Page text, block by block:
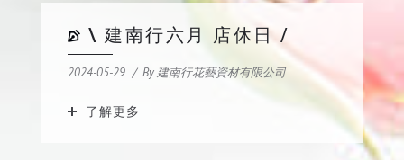
\ 建南行六月 店休日 /
2024-05-29 By 建南行花藝資材有限公司
了解更多